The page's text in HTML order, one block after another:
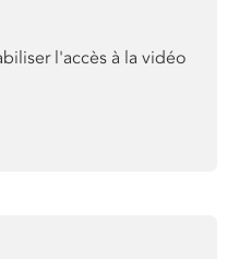
l'accès à la vidéo